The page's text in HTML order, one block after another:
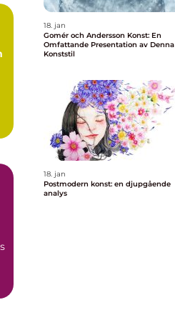
18. jan
Gomér och Andersson Konst: En
Omfattande Presentation av Denna
Konststil
18. jan
Postmodern konst: en djupgående
analys